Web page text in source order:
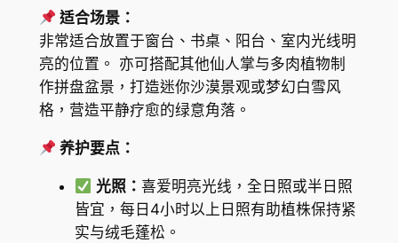
3
o
s
a
|
無
仙
适合场景：
非常适合放置于窗台、书桌、阳台、室内光线明
亮的位置。 亦可搭配其他仙人掌与多肉植物制
作拼盘盆景，打造迷你沙漠景观或梦幻白雪风
格，营造平静疗愈的绿意角落。
养护要点：
光照： 喜爱明亮光线，全日照或半日照
皆宜，每日4小时以上日照有助植株保持紧
实与绒毛蓬松。